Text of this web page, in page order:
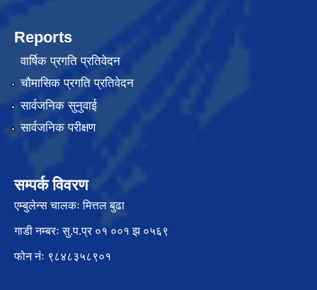
Reports
वार्षिक प्रगति प्रतिवेदन
चौमासिक प्रगति प्रतिवेदन
सार्वजनिक सुनुवाई
सार्वजनिक परीक्षण
सम्पर्क विवरण
एम्बुलेन्स चालकः मित्तल बुढा
गाडी नम्बरः सु.प.प्र ०१ ००१ झ ०५६९
फोन नंः ९८४८३५८९०१